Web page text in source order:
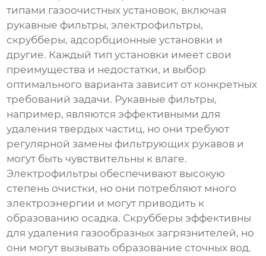
типами газоочистных установок, включая
рукавные фильтры, электрофильтры,
скрубберы, адсорбционные установки и
другие. Каждый тип установки имеет свои
преимущества и недостатки, и выбор
оптимального варианта зависит от конкретных
требований задачи. Рукавные фильтры,
например, являются эффективными для
удаления твердых частиц, но они требуют
регулярной замены фильтрующих рукавов и
могут быть чувствительны к влаге.
Электрофильтры обеспечивают высокую
степень очистки, но они потребляют много
электроэнергии и могут приводить к
образованию осадка. Скрубберы эффективны
для удаления газообразных загрязнителей, но
они могут вызывать образование сточных вод.